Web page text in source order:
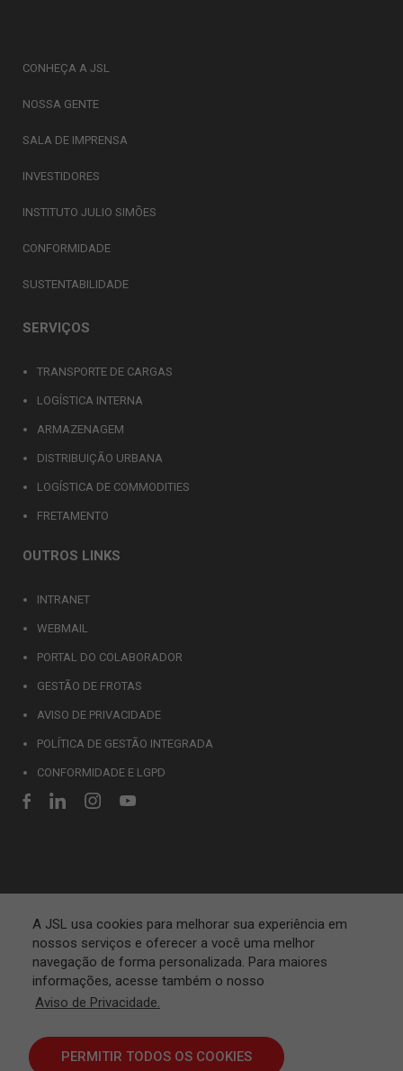
A JSL usa cookies para melhorar sua experiência em
nossos serviços e oferecer a você uma melhor
navegação de forma personalizada. Para maiores
informações, acesse também o nosso
Aviso de Privacidade.
PERMITIR TODOS OS COOKIES
CONHEÇA A JSL
NOSSA GENTE
SALA DE IMPRENSA
INVESTIDORES
INSTITUTO JULIO SIMÕES
CONFORMIDADE
SUSTENTABILIDADE
SERVIÇOS
TRANSPORTE DE CARGAS
LOGÍSTICA INTERNA
ARMAZENAGEM
DISTRIBUIÇÃO URBANA
LOGÍSTICA DE COMMODITIES
FRETAMENTO
OUTROS LINKS
INTRANET
WEBMAIL
PORTAL DO COLABORADOR
GESTÃO DE FROTAS
AVISO DE PRIVACIDADE
POLÍTICA DE GESTÃO INTEGRADA
CONFORMIDADE E LGPD